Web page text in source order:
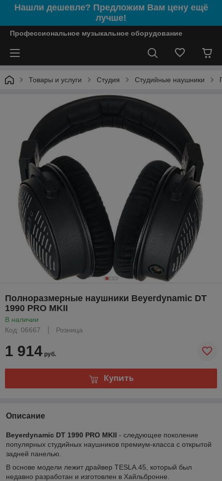
Нашли дешевле? Предложим Вам цену ещё
лучше!
Профессиональное музыкальное оборудование
Товары и услуги Студия Студийные наушники
Полноразмерные наушники Beyerdynamic DT
1990 PRO MKII
В наличии
Код: 06667
Розница
1 914 руб.
Купить
Описание
Beyerdynamic DT 1990 PRO MKII - следующее поколение
популярных студийных наушников премиум-класса с открытой
задней панелью.
В основе модели лежит драйвер TESLA.45, который был
недавно разработан и изготовлен в Хайльбронне.